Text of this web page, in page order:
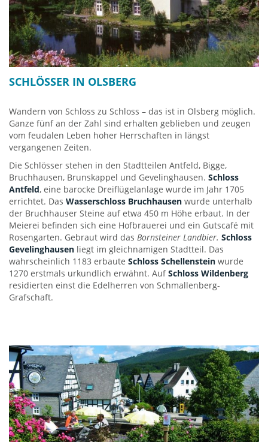
SCHLÖSSER IN OLSBERG
Wandern von Schloss zu Schloss – das ist in Olsberg möglich.
Ganze fünf an der Zahl sind erhalten geblieben und zeugen
vom feudalen Leben hoher Herrschaften in längst
vergangenen Zeiten.
Die Schlösser stehen in den Stadtteilen Antfeld, Bigge,
Bruchhausen, Brunskappel und Gevelinghausen. Schloss
Antfeld, eine barocke Dreiflügelanlage wurde im Jahr 1705
errichtet. Das Wasserschloss Bruchhausen wurde unterhalb
der Bruchhauser Steine auf etwa 450 m Höhe erbaut. In der
Meierei befinden sich eine Hofbrauerei und ein Gutscafé mit
Rosengarten. Gebraut wird das Bornsteiner Landbier. Schloss
Gevelinghausen liegt im gleichnamigen Stadtteil. Das
wahrscheinlich 1183 erbaute Schloss Schellenstein wurde
1270 erstmals urkundlich erwähnt. AufSchloss Wildenberg
residierten einst die Edelherren von Schmallenberg-
Grafschaft.